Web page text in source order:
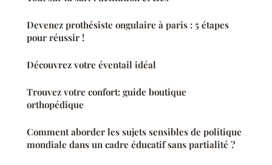
Devenez prothésiste ongulaire à paris : 5 étapes
pour réussir !
Découvrez votre éventail idéal
Trouvez votre confort: guide boutique
orthopédique
Comment aborder les sujets sensibles de politique
mondiale dans un cadre éducatif sans partialité ?